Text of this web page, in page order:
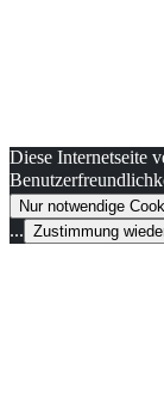
Diese Internetseite
Nur notwendige
... Zustimmung